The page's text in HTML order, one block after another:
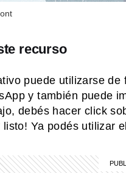
recurso
puede utilizarse
y también puede
debés hacer click
Ya podés utilizar